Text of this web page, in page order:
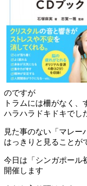
のですが
トラムには柵がなく、
ハラハラドキドキでし
見た事のない「マレー
はっきりと見ることが
今日は「シンガポール
開催します